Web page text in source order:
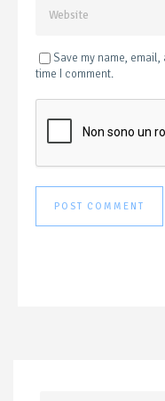
Save my name,
time I comment.